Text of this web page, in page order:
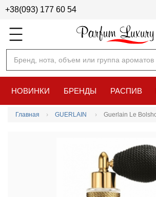
+38(093) 177 60 54
Бренд, нота, объем или группа ароматов
НОВИНКИ БРЕНДЫ РАСПИВ
Главная GUERLAIN Guerlain Le